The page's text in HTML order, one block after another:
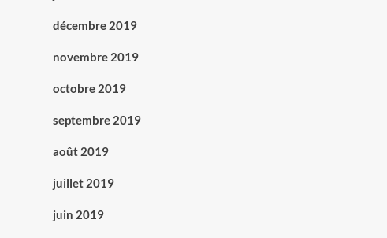
décembre 2019
novembre 2019
octobre 2019
septembre 2019
août 2019
juillet 2019
juin 2019